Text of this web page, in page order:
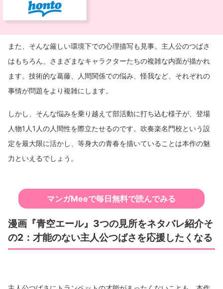
また、そんな厳しい環境下での心理描写も見事。主人公のつばさ
はもちろん、さまざまなキャラクターたちの複雑な内面が描かれ
ます。技術的な葛藤、人間関係での悩み、怪我など、それぞれの
事情が問題をより複雑にします。
しかし、そんな悩みを乗り越えて部活動に打ち込む様子が、登場
人物1人1人の人間性を際立たせるのです。吹奏楽名門校という設
定を最大限に活かし、等身大の青春を描いていることは本作の魅
力といえるでしょう。
マンガMeeで毎日無料で読んでみる
漫画『青空エール』3つの見所をネタバレ紹介そ
の2：才能のない主人公つばさを応援したくなる